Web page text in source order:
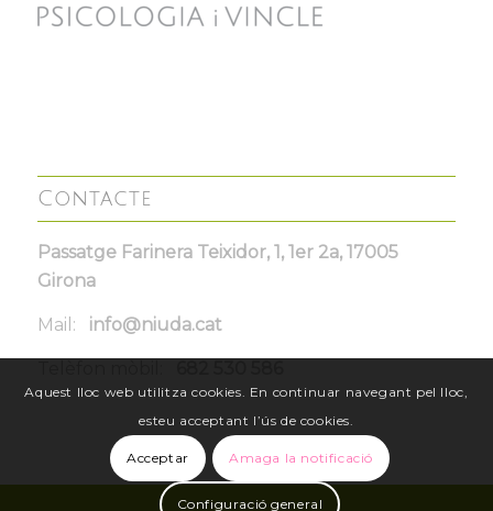
Contacte
Passatge Farinera Teixidor, 1, 1er 2a, 17005
Girona
Mail: info@niuda.cat
Aquest lloc web utilitza cookies. En continuar navegant pel lloc,
esteu acceptant l’ús de cookies.
Acceptar Amaga la notificació
Configuració general